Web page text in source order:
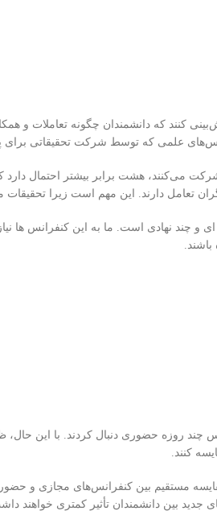
کنند که دانشمندان چگونه تعاملات و
می‌کنند، هشت برابر بیشتر احتمال
چند نهادی است. ما به این کنفرانس ها
کنند.
مستقیم بین کنفرانس‌های مجازی و
بین دانشمندان تأثیر کمتری خواهند